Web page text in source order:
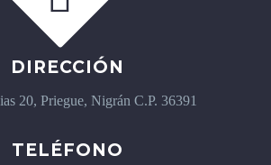
DIRECCIÓN
20, Priegue, Nigrán C.P. 36391
TELÉFONO